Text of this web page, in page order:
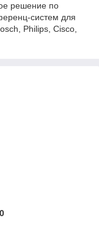
решение по
систем для
Philips, Cisco,